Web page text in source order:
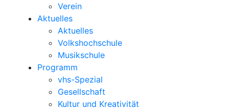
Verein
Aktuelles
Aktuelles
Volkshochschule
Musikschule
Programm
vhs-Spezial
Gesellschaft
Kultur und Kreativität